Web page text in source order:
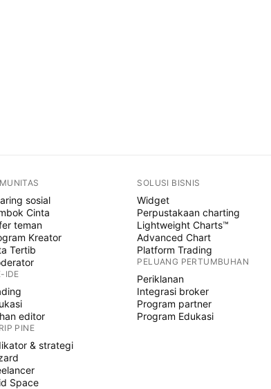
sosial
Cinta
teman
Kreator
Tertib
IDE
editor
PINE
& strategi
Space
SOLUSI BISNIS
Widget
Perpustakaan charting
Lightweight Charts™
Advanced Chart
Platform Trading
PELUANG PERTUMBUHAN
Periklanan
Integrasi broker
Program partner
Program Edukasi